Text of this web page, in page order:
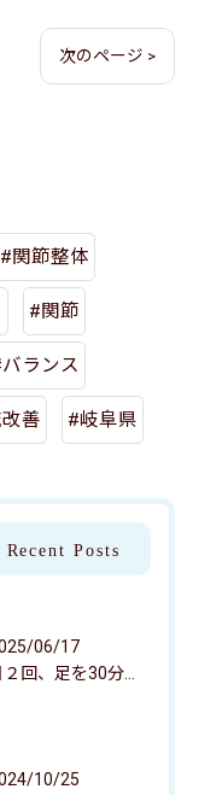
次のページ >
#関節整体
#関節
ランス
善 #岐阜県
Recent Posts
06/17
１日２回、足を30分乗せるだけ！
10/25